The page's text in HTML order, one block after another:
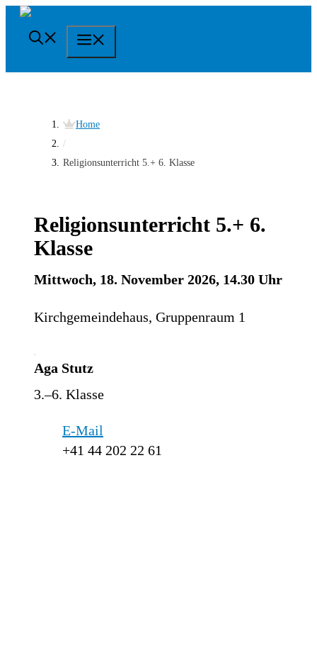
Springe
zum
Home
/
Religionsunterricht 5.+ 6. Klasse
Religionsunterricht 5.+ 6.
Klasse
Mittwoch, 18. November 2026, 14.30 Uhr
Kirchgemeindehaus, Gruppenraum 1
Aga Stutz
3.–6. Klasse
E-Mail
+41 44 202 22 61